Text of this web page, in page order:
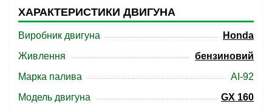
ХАРАКТЕРИСТИКИ ДВИГУНА
Виробник двигуна
Honda
Живлення
бензиновий
Марка палива
АІ-92
Модель двигуна
GX 160